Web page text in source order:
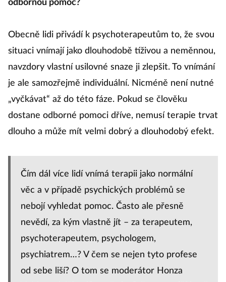
odbornou pomoc?
Obecně lidi přivádí k psychoterapeutům to, že svou
situaci vnímají jako dlouhodobě tíživou a neměnnou,
navzdory vlastní usilovné snaze ji zlepšit. To vnímání
je ale samozřejmě individuální. Nicméně není nutné
„vyčkávat“ až do této fáze. Pokud se člověku
dostane odborné pomoci dříve, nemusí terapie trvat
dlouho a může mít velmi dobrý a dlouhodobý efekt.
Čím dál více lidí vnímá terapii jako normální
věc a v případě psychických problémů se
nebojí vyhledat pomoc. Často ale přesně
nevědí, za kým vlastně jít – za terapeutem,
psychoterapeutem, psychologem,
psychiatrem…? V čem se nejen tyto profese
od sebe liší? O tom se moderátor Honza